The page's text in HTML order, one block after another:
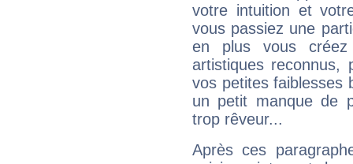
votre intuition et
vous passiez une
en plus vous
artistiques reconnus,
vos petites faiblesses
un petit manque de
trop rêveur...
Après ces